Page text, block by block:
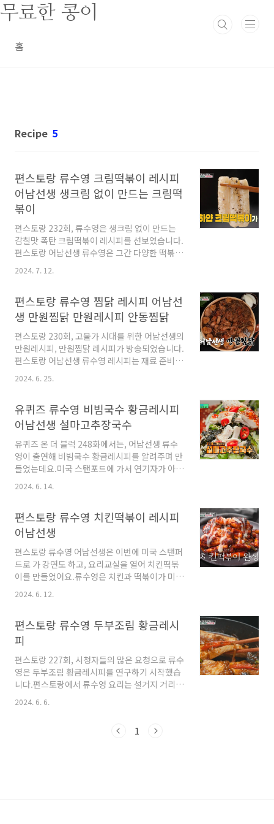
본문 바로가기
무료한 콩이
홈
Recipe 5
편스토랑 류수영 크림떡볶이 레시피
어남선생 생크림 없이 만드는 크림떡
볶이
편스토랑 232회, 류수영은 생크림 없이 만드는
감칠맛 폭탄 크림떡볶이 레시피를 선보였습니다.
편스토랑 어남선생 류수영은 그간 다양한 떡볶이
레시피를 선보였는데, 이번에는 크림떡볶이입니
다.편스토랑 류수영 어남선생 크림떡볶이 레시피
이 국물떡볶이, 치킨떡볶이 등 그간 다양한 떡볶
이를 선보인 류수영은 이번에 하얀 크림떡볶이를
선보였습니다.생크림은 비싸기도 하고 보통 집에
구비를 잘 안 해놓는 편인데요.류수영의 크림떡
볶이는 생크림 대신 우유를 사용한답니다.그럼
편스토랑 어남선생 크림떡볶이 레시피를 살펴보
도록 해요. 크림떡볶이 재료 ● 밀떡 300g● 대
정도 되는..
2024. 7. 12.
편스토랑 류수영 찜닭 레시피 어남선
생 만원찜닭 만원레시피 안동찜닭
편스토랑 230회, 고물가 시대를 위한 어남선생의
만원레시피, 만원찜닭 레시피가 방송되었습니다.
편스토랑 어남선생 류수영 레시피는 재료 준비도
어렵지 않고, 맛도 좋으니 꼭 따라해보세요.편스
토랑 류수영 안동찜닭 / 어남선생 만원찜닭 레시
닭 만원찜닭 레시피 찜닭은 밖에서 사먹으려면
비싸서 돈이 좀 아깝다 생각이 들기도 하는 요리
인데요.편스토랑 류수영의 안동찜닭은 집에서 저
렴하게 만원으로 만들 수 있다고 하니, 귀가 쫑긋
해지더라고요.무려 2년간 연구해왔다는 편스토
랑 류수영 어남선생 만원찜닭 레시피 알아보도록
해요. 편스토랑 류수영 찜닭 레시피 최대한 자세
료 ● 닭 1마리 ..
2024. 6. 25.
유퀴즈 류수영 비빔국수 황금레시피
어남선생 설마고추장국수
유퀴즈 온 더 블럭 248화에서는, 어남선생 류수
영이 출연해 비빔국수 황금레시피를 알려주며 만
들었는데요.미국 스탠포드에 가서 연기자가 아닌
셰프로서 K푸드에 대한 강의도 하고 온 기념으로
유퀴즈에 출연해, 유재석과 조세호를 위해 비빔
퀴즈 류수영의 비빔국수 황금레시피 알아보도록
해요. 유퀴즈 어남선생 류수영 비빔국수 설마고
추장국수 두부조림은 재료도 저렴한 편이라 요즘
같은 고물가시대에 맛과 가격 두가지 다 잡을 수
있는 반찬인것 같아요. 편스토랑 류수영 두부조
림 황금레시피 최대한 자세하게 적었기 때문에,
절대 실패하는 일 없이 따라하실 수 있을 거예
만, 소면을 사용해도..
2024. 6. 14.
편스토랑 류수영 치킨떡볶이 레시피
어남선생
편스토랑 류수영 어남선생은 이번에 미국 스탠퍼
드로 가 강연도 하고, 요리교실을 열어 치킨떡볶
이를 만들었어요.류수영은 치킨과 떡볶이가 미국
에서도 먹힌다는 생각에 치킨떡볶이 레시피를 만
들었어요.편스토랑 류수영 치킨떡볶이 레시피 알
이 주말에는 떡볶이를 종종 해먹고는 하는데, 치
킨떡볶이라면 새로우면서도 한끼 식사로도 든든
할것 같아서 저도 주말에 해먹어보려고 해요.편
스토랑 류수영 치킨떡볶이 레시피 최대한 자세하
게 적었기 때문에 잘 따라하실 수 있을 거예요. 치
킨떡볶이 재료✔ 떡볶이 재료● 닭다리 5개 (외
국에 거주하는데, 해당 국가의 닭다리가 너무 크
2024. 6. 12.
편스토랑 류수영 두부조림 황금레시
피
편스토랑 227회, 시청자들의 많은 요청으로 류수
영은 두부조림 황금레시피를 연구하기 시작했습
니다.편스토랑에서 류수영 요리는 설거지 거리도
적게 나오고, 만드는 방법도 간편해 저도 종종 류
수영 레시피를 이용하곤 한답니다.편스토랑 류수
스토랑 류수영 두부조림 염도계까지 동원하며,
2024. 6. 6.
1